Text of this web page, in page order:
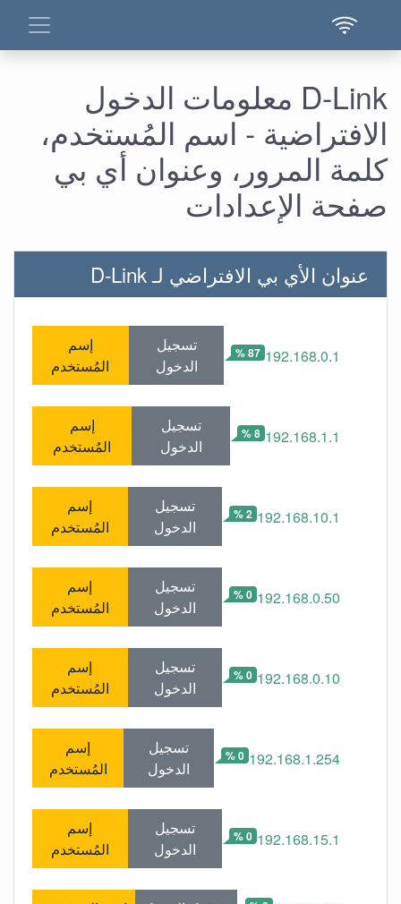
D-Link معلومات الدخول
الافتراضية - اسم المُستخدم،
كلمة المرور، وعنوان أي بي
صفحة الإعدادات
عنوان الأي بي الافتراضي لـ D-Link
192.168.0.1
87 %
تسجيل
الدخول
إسم
المُستخدم
192.168.1.1
8 %
تسجيل
الدخول
إسم
المُستخدم
192.168.10.1
2 %
تسجيل
الدخول
إسم
المُستخدم
192.168.0.50
0 %
تسجيل
الدخول
إسم
المُستخدم
192.168.0.10
0 %
تسجيل
الدخول
إسم
المُستخدم
192.168.1.254
0 %
تسجيل
الدخول
إسم
المُستخدم
192.168.15.1
0 %
تسجيل
الدخول
إسم
المُستخدم